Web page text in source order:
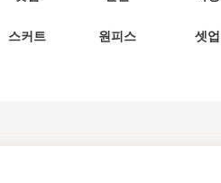
스커트 원피스 셋업